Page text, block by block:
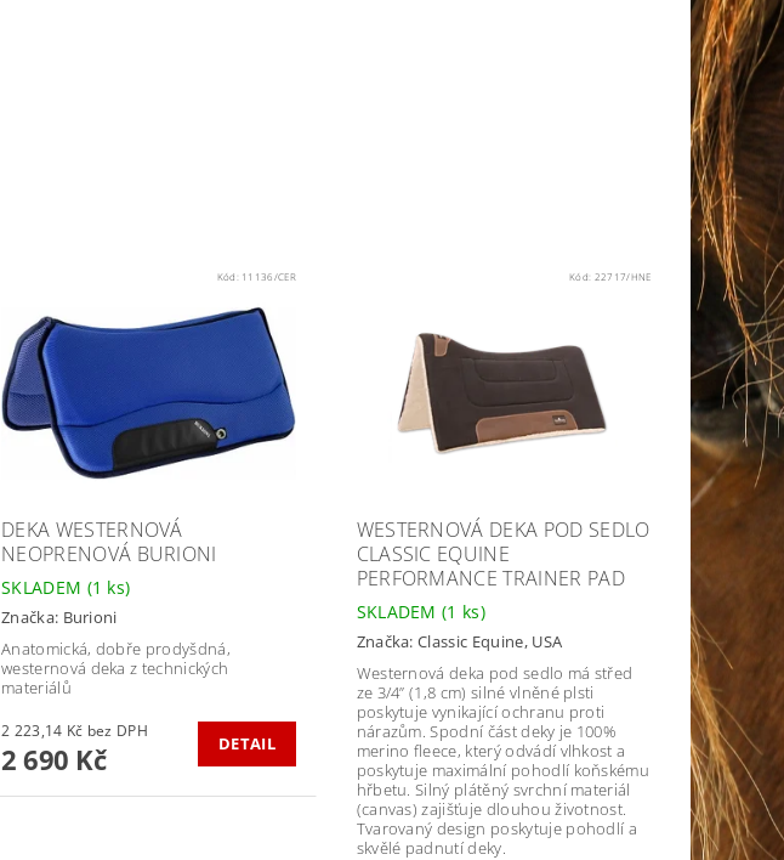
Kód: 11136/CER
DEKA WESTERNOVÁ
NEOPRENOVÁ BURIONI
SKLADEM (1 ks)
Značka: Burioni
Anatomická, dobře prodyšdná,
westernová deka z technických
materiálů
2 223,14 Kč bez DPH
2 690 Kč DETAIL
Kód: 22717/HNE
WESTERNOVÁ DEKA POD SEDLO
CLASSIC EQUINE
PERFORMANCE TRAINER PAD
SKLADEM(1 ks)
Značka:Classic Equine, USA
Westernová deka pod sedlo má střed
ze 3/4” (1,8 cm) silné vlněné plsti
poskytuje vynikající ochranu proti
nárazům. Spodní část deky je 100%
merino fleece, který odvádí vlhkost a
poskytuje maximální pohodlí koňskému
hřbetu. Silný plátěný svrchní materiál
(canvas) zajišťuje dlouhou životnost.
Tvarovaný design poskytuje pohodlí a
skvělé padnutí deky.